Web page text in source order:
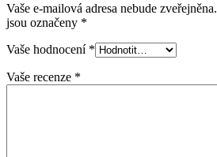
Vaše e-mailová adresa nebude zveřejněna.
jsou označeny *
Vaše hodnocení *
Vaše recenze *